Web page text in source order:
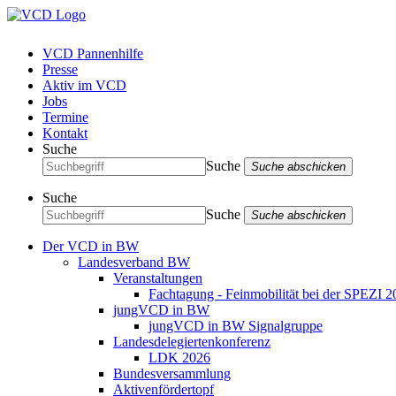
VCD Pannenhilfe
Presse
Aktiv im VCD
Jobs
Termine
Kontakt
Suche
Suche
Suche abschicken
Suche
Suche
Suche abschicken
Der VCD in BW
Landesverband BW
Veranstaltungen
Fachtagung - Feinmobilität bei der SPEZI
jungVCD in BW
jungVCD in BW Signalgruppe
Landesdelegiertenkonferenz
LDK 2026
Bundesversammlung
Aktivenfördertopf